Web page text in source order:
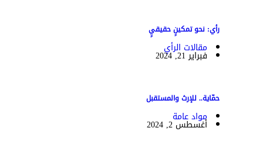
رأي: نحو تمكينٍ حقيقيٍ
مقالات الرأي
فبراير 21, 2024
حمّاية.. للإرث والمستقبل
مواد عامة
أغسطس 2, 2024